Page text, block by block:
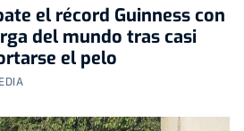
el récord Guinness con
del mundo tras casi
el pelo